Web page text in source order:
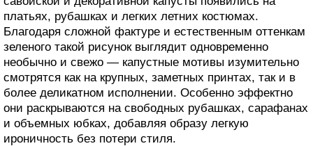
платьях, рубашках и легких летних костюмах.
Благодаря сложной фактуре и естественным оттенкам
зеленого такой рисунок выглядит одновременно
необычно и свежо — капустные мотивы изумительно
смотрятся как на крупных, заметных принтах, так и в
более деликатном исполнении. Особенно эффектно
они раскрываются на свободных рубашках, сарафанах
и объемных юбках, добавляя образу легкую
ироничность без потери стиля.